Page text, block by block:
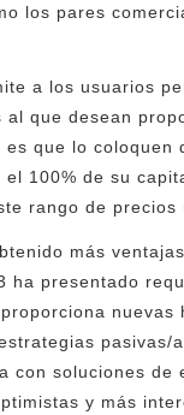
los pares
a los usuarios
al que desean
es que lo coloquen
100% de su
rango de precios
más
ha presentado
nuevas
pasivas/
con soluciones de
y más